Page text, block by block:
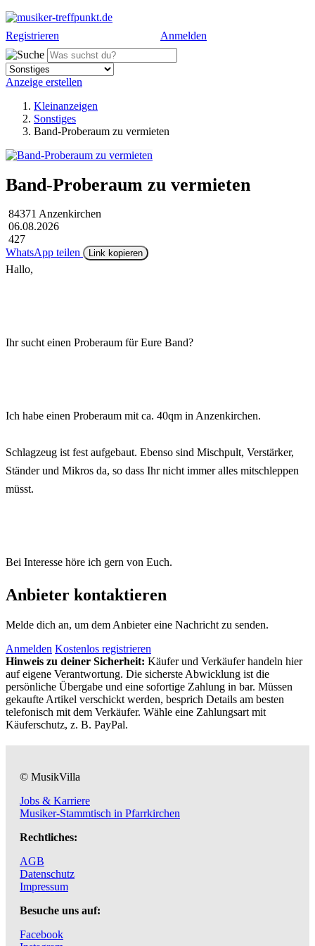
Registrieren Anmelden
Anzeige erstellen
Kleinanzeigen
Sonstiges
Band-Proberaum zu vermieten
Band-Proberaum zu vermieten
84371 Anzenkirchen
06.08.2026
427
WhatsApp teilen
Link kopieren
Hallo,
Ihr sucht einen Proberaum für Eure Band?
Ich habe einen Proberaum mit ca. 40qm in Anzenkirchen.
Schlagzeug ist fest aufgebaut. Ebenso sind Mischpult, Verstärker,
Ständer und Mikros da, so dass Ihr nicht immer alles mitschleppen
müsst.
Bei Interesse höre ich gern von Euch.
Anbieter kontaktieren
Melde dich an, um dem Anbieter eine Nachricht zu senden.
Anmelden Kostenlos registrieren
Hinweis zu deiner Sicherheit: Käufer und Verkäufer handeln hier
auf eigene Verantwortung. Die sicherste Abwicklung ist die
persönliche Übergabe und eine sofortige Zahlung in bar. Müssen
gekaufte Artikel verschickt werden, besprich Details am besten
telefonisch mit dem Verkäufer. Wähle eine Zahlungsart mit
Käuferschutz, z. B. PayPal.
© MusikVilla
Jobs & Karriere
Musiker-Stammtisch in Pfarrkirchen
Rechtliches:
AGB
Datenschutz
Impressum
Besuche uns auf:
Facebook